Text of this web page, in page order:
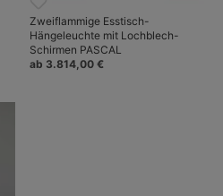
Zweiflammige Esstisch-
Hängeleuchte mit Lochblech-
Schirmen PASCAL
ab 3.814,00 €